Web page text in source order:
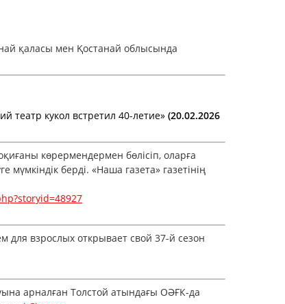
қаласы мен Қостанай облысында
театр кукол встретил 40-летие» (20.02.2026
көрермендермен бөлісіп, оларға
берді. «Наша газета» газетінің
для взрослых открывает свой 37-й сезон
арналған Толстой атындағы ОӘҒК-да